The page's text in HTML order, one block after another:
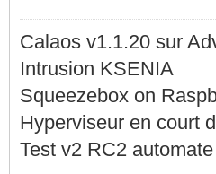
Calaos v1.1.20 sur
Intrusion KSENIA
Squeezebox on
Hyperviseur en court
Test v2 RC2